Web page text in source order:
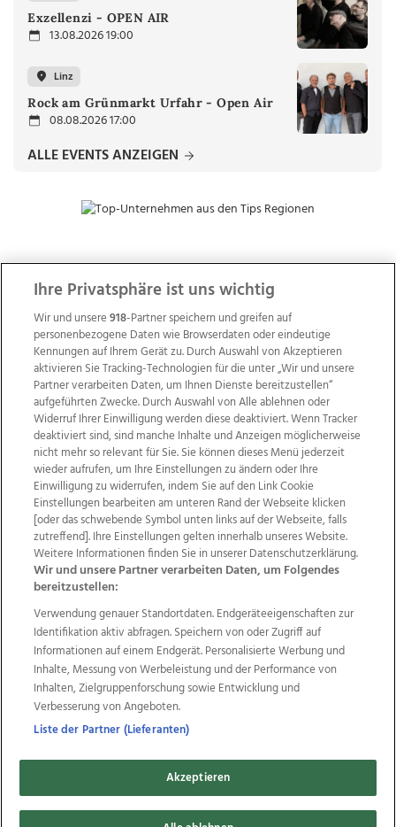
Exzellenzi - OPEN AIR
13.08.2026 19:00
Linz
Rock am Grünmarkt Urfahr - Open Air
08.08.2026 17:00
ALLE EVENTS ANZEIGEN
ZUR NACHRICHTENÜBERSICHT
Wir über uns Mediadaten Kontakt
Jobs
Datenschutz
Impressum
AGB Anzeigekunden
AGB Website
Ehrenkodex Politische Werbung
Weitere Angebote des Medienhauses Wimmer
TV1 di-mog-i.at OÖNow
Ischler Woche
Life Radio
OÖNachrichten
OÖN Immobilien
OÖN Karriere
OÖN Reise
Promenaden Galerien
Regionaljobs
wasistlos.at
Copyrights © 2026 Tips Zeitungs GmbH & Co KG
Ihre Privatsphäre ist uns wichtig
Wir und unsere918-Partner speichern und greifen auf
personenbezogene Daten wie Browserdaten oder eindeutige
Kennungen auf Ihrem Gerät zu. Durch Auswahl von Akzeptieren
aktivieren Sie Tracking-Technologien für die unter „Wir und unsere
Partner verarbeiten Daten, um Ihnen Dienste bereitzustellen“
aufgeführten Zwecke. Durch Auswahl von Alle ablehnen oder
Widerruf Ihrer Einwilligung werden diese deaktiviert. Wenn Tracker
deaktiviert sind, sind manche Inhalte und Anzeigen möglicherweise
nicht mehr so relevant für Sie. Sie können dieses Menü jederzeit
wieder aufrufen, um Ihre Einstellungen zu ändern oder Ihre
Einwilligung zu widerrufen, indem Sie auf den Link Cookie
Einstellungen bearbeiten am unteren Rand der Webseite klicken
[oder das schwebende Symbol unten links auf der Webseite, falls
zutreffend]. Ihre Einstellungen gelten innerhalb unseres Website.
Weitere Informationen finden Sie in unserer Datenschutzerklärung.
Wir und unsere Partner verarbeiten Daten, um Folgendes
bereitzustellen:
Verwendung genauer Standortdaten. Endgeräteeigenschaften zur
Identifikation aktiv abfragen. Speichern von oder Zugriff auf
Informationen auf einem Endgerät. Personalisierte Werbung und
Inhalte, Messung von Werbeleistung und der Performance von
Inhalten, Zielgruppenforschung sowie Entwicklung und
Verbesserung von Angeboten.
Liste der Partner (Lieferanten)
Akzeptieren